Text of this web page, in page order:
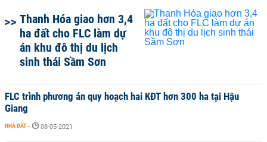
Thanh Hóa giao hơn 3,4
ha đất cho FLC làm dự
án khu đô thị du lịch
sinh thái Sầm Sơn
FLC trình phương án quy hoạch hai KĐT hơn 300 ha tại Hậu
Giang
NHÀ ĐẤT - 08-05-2021